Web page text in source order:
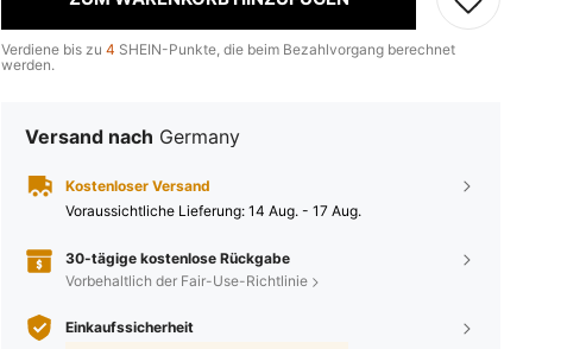
Verdiene bis zu 4 SHEIN-Punkte, die beim Bezahlvorgang berechnet
werden.
Versand nach Germany
Kostenloser Versand
Voraussichtliche Lieferung: 14 Aug. - 17 Aug.
30-tägige kostenlose Rückgabe
Vorbehaltlich der Fair-Use-Richtlinie
Einkaufssicherheit